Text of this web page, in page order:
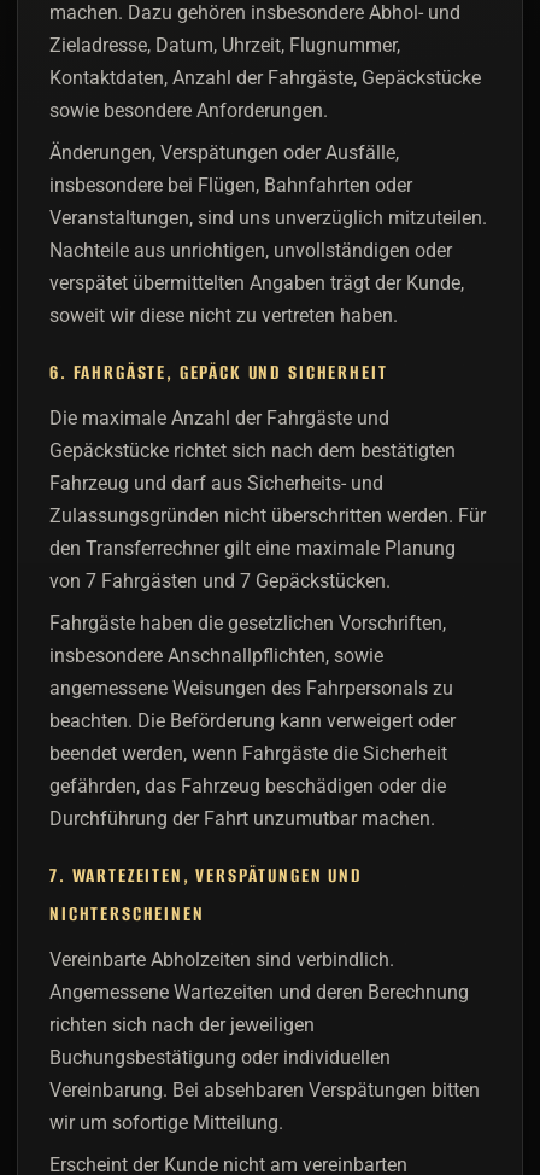
machen. Dazu gehören insbesondere Abhol- und
Zieladresse, Datum, Uhrzeit, Flugnummer,
Kontaktdaten, Anzahl der Fahrgäste, Gepäckstücke
sowie besondere Anforderungen.
Änderungen, Verspätungen oder Ausfälle,
insbesondere bei Flügen, Bahnfahrten oder
Veranstaltungen, sind uns unverzüglich mitzuteilen.
Nachteile aus unrichtigen, unvollständigen oder
verspätet übermittelten Angaben trägt der Kunde,
soweit wir diese nicht zu vertreten haben.
6. FAHRGÄSTE, GEPÄCK UND SICHERHEIT
Die maximale Anzahl der Fahrgäste und
Gepäckstücke richtet sich nach dem bestätigten
Fahrzeug und darf aus Sicherheits- und
Zulassungsgründen nicht überschritten werden. Für
den Transferrechner gilt eine maximale Planung
von 7 Fahrgästen und 7 Gepäckstücken.
Fahrgäste haben die gesetzlichen Vorschriften,
insbesondere Anschnallpflichten, sowie
angemessene Weisungen des Fahrpersonals zu
beachten. Die Beförderung kann verweigert oder
beendet werden, wenn Fahrgäste die Sicherheit
gefährden, das Fahrzeug beschädigen oder die
Durchführung der Fahrt unzumutbar machen.
7. WARTEZEITEN, VERSPÄTUNGEN UND
NICHTERSCHEINEN
Vereinbarte Abholzeiten sind verbindlich.
Angemessene Wartezeiten und deren Berechnung
richten sich nach der jeweiligen
Buchungsbestätigung oder individuellen
Vereinbarung. Bei absehbaren Verspätungen bitten
wir um sofortige Mitteilung.
Erscheint der Kunde nicht am vereinbarten